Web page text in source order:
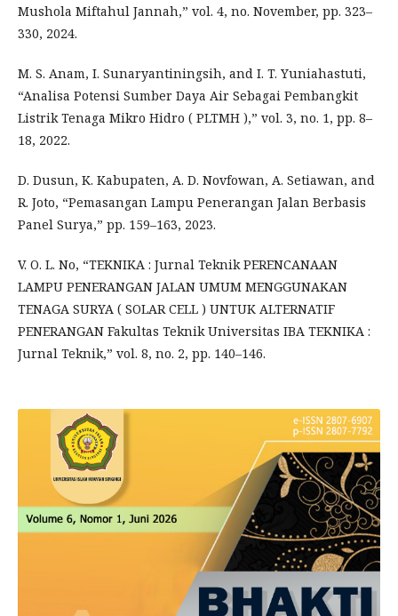
Mushola Miftahul Jannah,” vol. 4, no. November, pp. 323–
330, 2024.
M. S. Anam, I. Sunaryantiningsih, and I. T. Yuniahastuti,
“Analisa Potensi Sumber Daya Air Sebagai Pembangkit
Listrik Tenaga Mikro Hidro ( PLTMH ),” vol. 3, no. 1, pp. 8–
18, 2022.
D. Dusun, K. Kabupaten, A. D. Novfowan, A. Setiawan, and
R. Joto, “Pemasangan Lampu Penerangan Jalan Berbasis
Panel Surya,” pp. 159–163, 2023.
V. O. L. No, “TEKNIKA : Jurnal Teknik PERENCANAAN
LAMPU PENERANGAN JALAN UMUM MENGGUNAKAN
TENAGA SURYA ( SOLAR CELL ) UNTUK ALTERNATIF
PENERANGAN Fakultas Teknik Universitas IBA TEKNIKA :
Jurnal Teknik,” vol. 8, no. 2, pp. 140–146.